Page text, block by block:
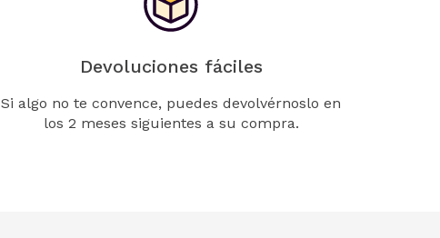
Devoluciones fáciles
Si algo no te convence, puedes devolvérnoslo en
los 2 meses siguientes a su compra.